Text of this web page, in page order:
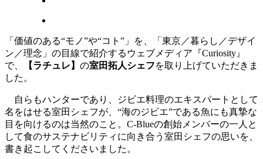
「価値のある“モノ”や“コト”」を、「東京／暮らし／デザイ
ン／理念」の目線で紹介するウェブメディア『Curiosity』
で、
【ラチュレ】 の室田拓人シェフを取り上げていただきま
した。
自らもハンターであり、ジビエ料理のエキスパートとして
名をはせる室田シェフが、“海のジビエ”である魚にも真摯な
目を向けるのは当然のこと。C-Blueの創始メンバーの一人と
して食のサステナビリティに向き合う室田シェフの思いを、
書き起こしてくださいました。